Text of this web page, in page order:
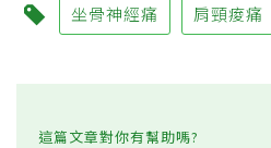
坐骨神經痛 肩頸痠痛
這篇文章對你有幫助嗎?